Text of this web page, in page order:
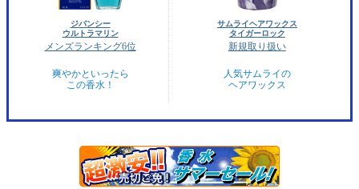
ジバンシー
ウルトラマリン
メンズランキング6位
爽やかといったら
この香水！
サムライヘアワックス
タイガーロック
新規取り扱い
人気サムライの
ヘアワックス